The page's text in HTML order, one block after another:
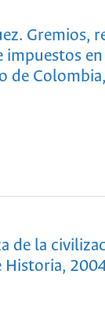
Gremios,
de
de la
Historia,